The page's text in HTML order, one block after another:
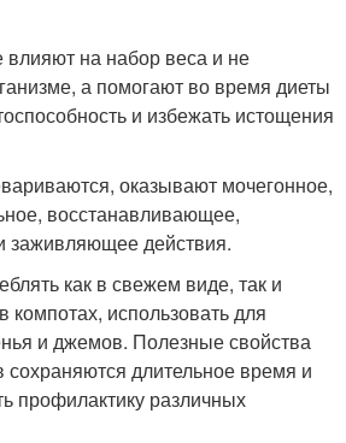
влияют на набор веса и не
а помогают во время диеты
и избежать истощения
оказывают мочегонное,
восстанавливающее,
действия.
как в свежем виде, так и
компотах, использовать для
и джемов. Полезные свойства
сохраняются длительное время и
профилактику различных